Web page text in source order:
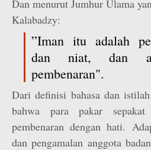
Dan menurut Jumhur Ulama
Kalabadzy:
”Iman itu adalah
dan niat, dan
pembenaran".
Dari definisi bahasa dan
bahwa para pakar
pembenaran dengan hati.
dan pengamalan anggota